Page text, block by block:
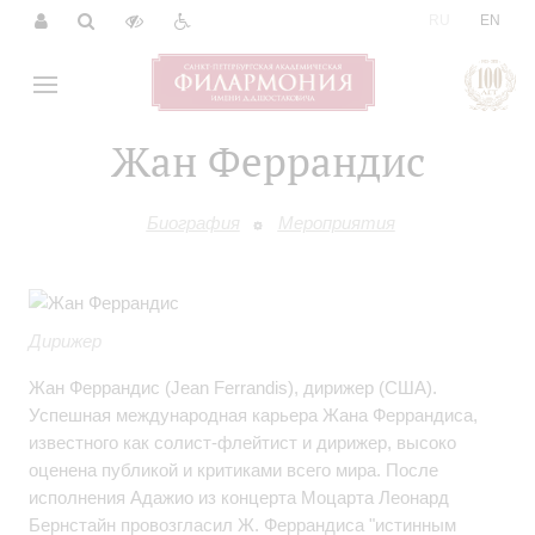
EN
Жан Феррандис
Биография Мероприятия
Дирижер
Жан Феррандис (Jean Ferrandis), дирижер (США).
Успешная международная карьера Жана Феррандиса,
известного как солист-флейтист и дирижер, высоко
оценена публикой и критиками всего мира. После
исполнения Адажио из концерта Моцарта Леонард
Бернстайн провозгласил Ж. Феррандиса "истинным